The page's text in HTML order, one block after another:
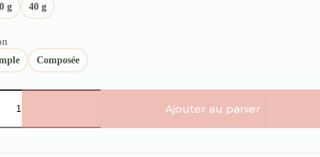
g 40 g
Composée
Ajouter au panier